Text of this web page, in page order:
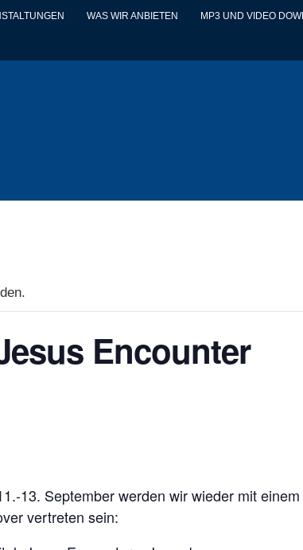
WAS WIR ANBIETEN MP3 UND VIDEO
Encounter
13. September werden wir wieder mit einem
vertreten sein: